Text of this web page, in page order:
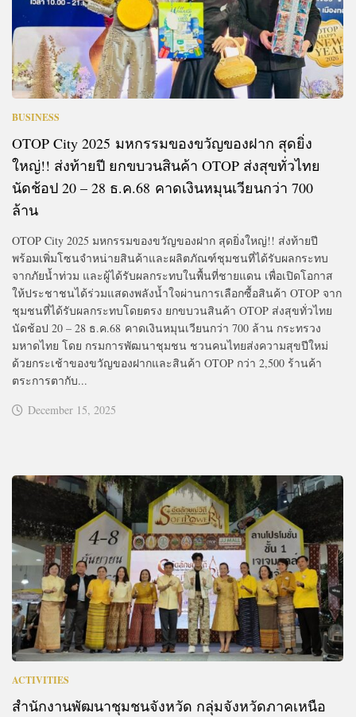
BUSINESS
OTOP City 2025 มหกรรมของขวัญของฝาก สุดยิ่ง
ใหญ่!! ส่งท้ายปี ยกขบวนสินค้า OTOP ส่งสุขทั่วไทย
นัดช้อป 20 – 28 ธ.ค.68 คาดเงินหมุนเวียนกว่า 700
ล้าน
OTOP City 2025 มหกรรมของขวัญของฝาก สุดยิ่งใหญ่!! ส่งท้ายปี
พร้อมเพิ่มโซนจำหน่ายสินค้าและผลิตภัณฑ์ชุมชนที่ได้รับผลกระทบ
จากภัยน้ำท่วม และผู้ได้รับผลกระทบในพื้นที่ชายแดน เพื่อเปิดโอกาส
ให้ประชาชนได้ร่วมแสดงพลังน้ำใจผ่านการเลือกซื้อสินค้า OTOP จาก
ชุมชนที่ได้รับผลกระทบโดยตรง ยกขบวนสินค้า OTOP ส่งสุขทั่วไทย
นัดช้อป 20 – 28 ธ.ค.68 คาดเงินหมุนเวียนกว่า 700 ล้าน กระทรวง
มหาดไทย โดย กรมการพัฒนาชุมชน ชวนคนไทยส่งความสุขปีใหม่
ด้วยกระเช้าของขวัญของฝากและสินค้า OTOP กว่า 2,500 ร้านค้า
ตระการตากับ...
December 15, 2025
ACTIVITIES
สำนักงานพัฒนาชุมชนจังหวัด กลุ่มจังหวัดภาคเหนือ